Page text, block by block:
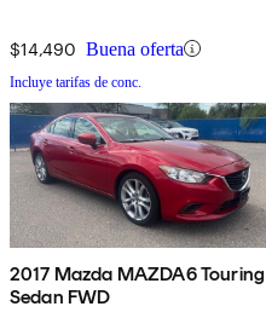
$14,490 Buena oferta
Incluye tarifas de conc.
2017 Mazda MAZDA6 Touring
Sedan FWD